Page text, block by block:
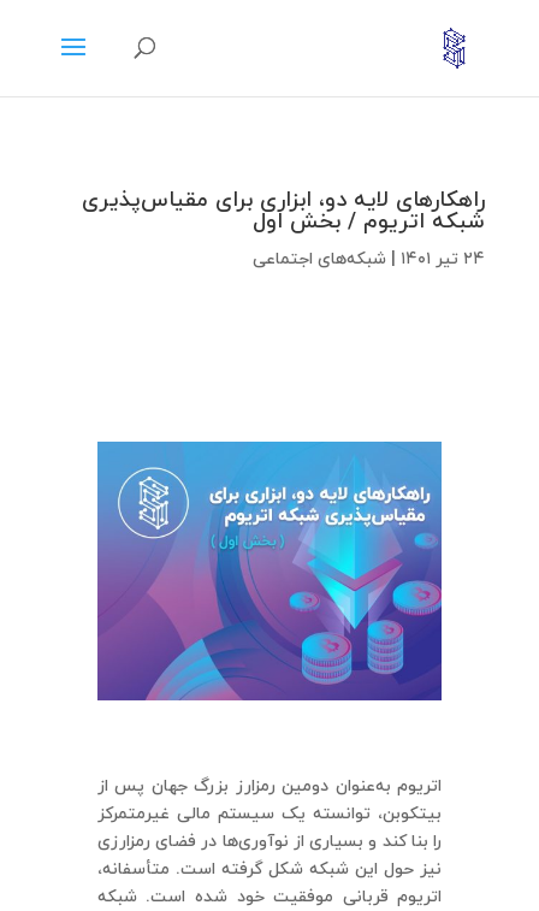
راهکارهای لایه دو، ابزاری برای مقیاس‌پذیری
شبکه اتریوم / بخش اول
۲۴ تیر ۱۴۰۱ شبکه‌های اجتماعی
اتریوم به‌عنوان دومین رمزارز بزرگ جهان پس از
بیتکوبن، توانسته یک سیستم مالی غیرمتمرکز
را بنا کند و بسیاری از نوآوری‌ها در فضای رمزارزی
نیز حول این شبکه شکل گرفته است. متأسفانه،
اتریوم قربانی موفقیت خود شده است. شبکه